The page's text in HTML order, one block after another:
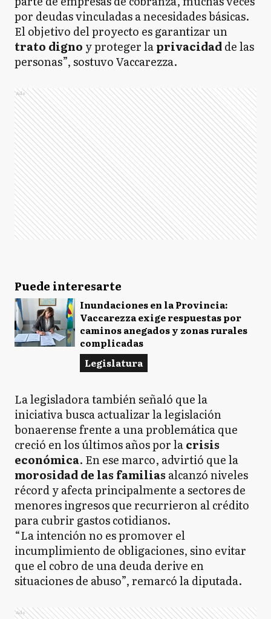
por deudas vinculadas a necesidades básicas.
El objetivo del proyecto es garantizar un
trato digno y proteger laprivacidadde las
personas”, sostuvo Vaccarezza.
Ads
Puede interesarte
Inundaciones en la Provincia:
Vaccarezza exige respuestas por
caminos anegados y zonas rurales
complicadas
Legislatura
La legisladora también señaló que la
iniciativa busca actualizar la legislación
bonaerense frente a una problemática que
creció en los últimos años por lacrisis
económica. En ese marco, advirtió que la
morosidad de las familias alcanzó niveles
récord y afecta principalmente a sectores de
menores ingresos que recurrieron al crédito
para cubrir gastos cotidianos.
“La intención no es promover el
incumplimiento de obligaciones, sino evitar
que el cobro de una deuda derive en
situaciones de abuso”, remarcó la diputada.
Ads